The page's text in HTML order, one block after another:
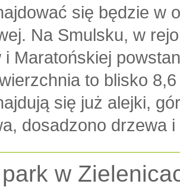
się będzie w
Na Smulsku, w
i Maratońskiej
to blisko
się już alejki,
dosadzono drzewa
w